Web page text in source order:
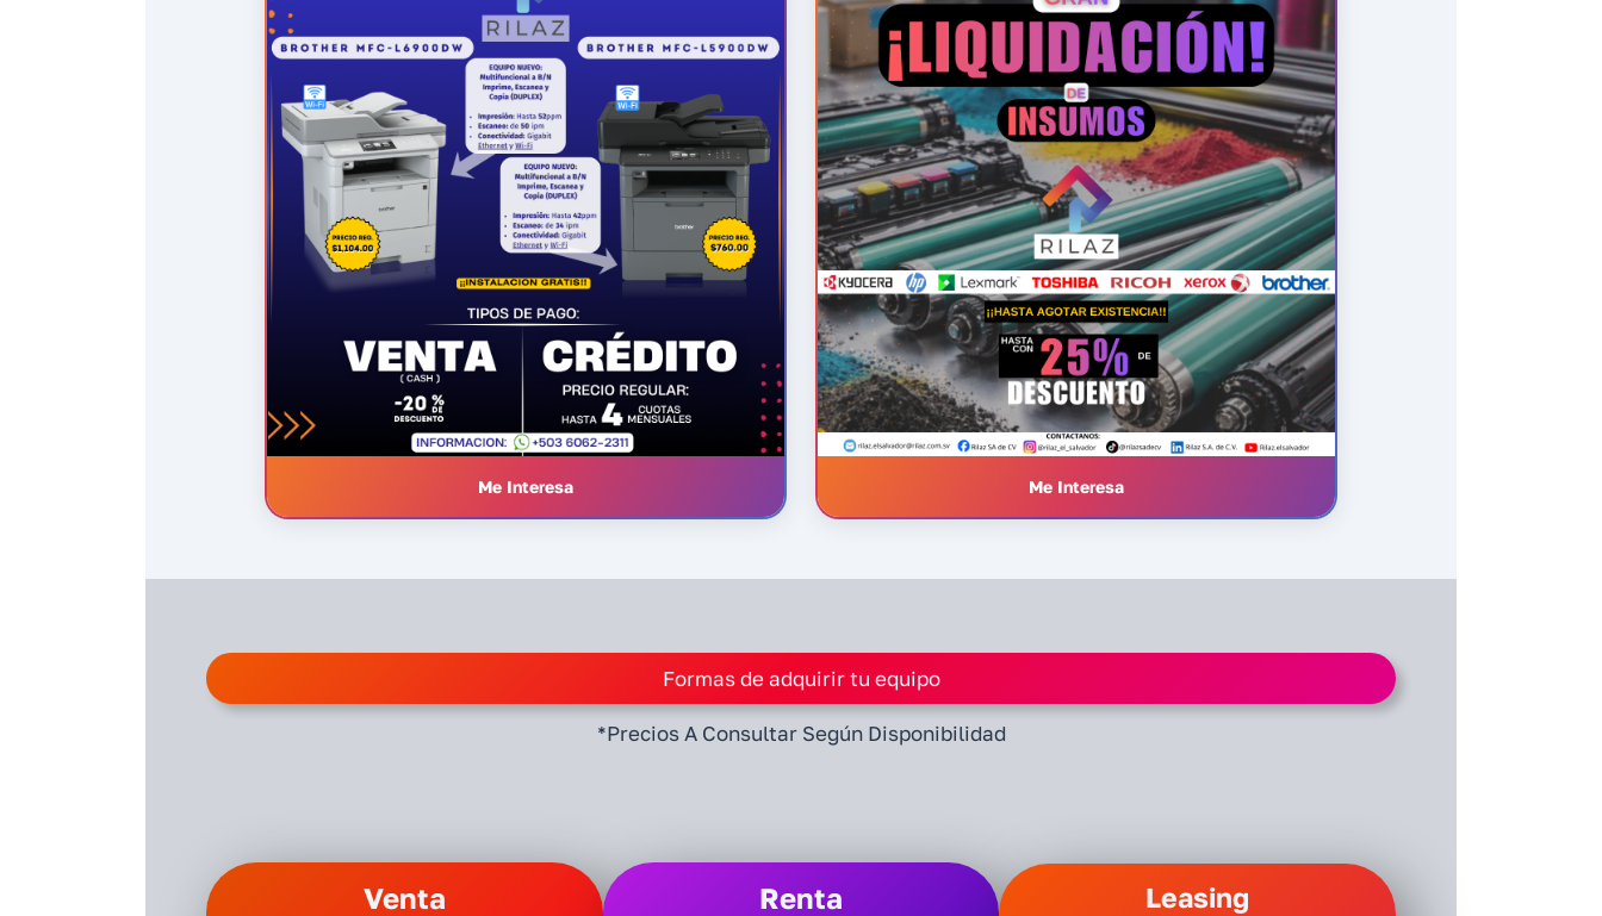
Me Interesa Me Interesa
Formas de adquirir tu equipo
*Precios A Consultar Según Disponibilidad
Venta Renta Leasing